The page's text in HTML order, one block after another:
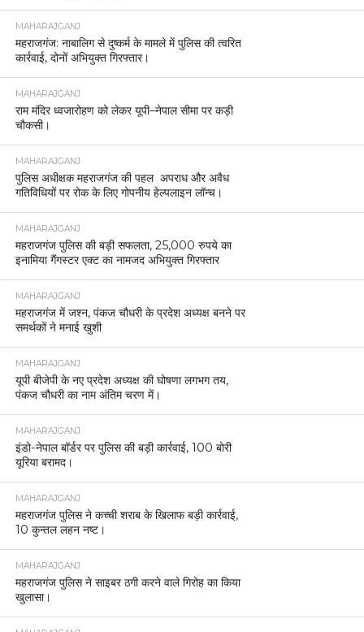
MAHARAJGANJ
महराजगंज: नाबालिग से दुष्कर्म के मामले में पुलिस की त्वरित
कार्रवाई, दोनों अभियुक्त गिरफ्तार।
MAHARAJGANJ
राम मंदिर ध्वजारोहण को लेकर यूपी–नेपाल सीमा पर कड़ी
चौकसी।
MAHARAJGANJ
पुलिस अधीक्षक महराजगंज की पहल अपराध और अवैध
गतिविधियों पर रोक के लिए गोपनीय हेल्पलाइन लॉन्च।
MAHARAJGANJ
महराजगंज पुलिस की बड़ी सफलता, 25,000 रुपये का
इनामिया गैंगस्टर एक्ट का नामजद अभियुक्त गिरफ्तार
MAHARAJGANJ
महराजगंज में जश्न, पंकज चौधरी के प्रदेश अध्यक्ष बनने पर
समर्थकों ने मनाई खुशी
MAHARAJGANJ
यूपी बीजेपी के नए प्रदेश अध्यक्ष की घोषणा लगभग तय,
पंकज चौधरी का नाम अंतिम चरण में।
MAHARAJGANJ
इंडो-नेपाल बॉर्डर पर पुलिस की बड़ी कार्रवाई, 100 बोरी
यूरिया बरामद।
MAHARAJGANJ
महराजगंज पुलिस ने कच्ची शराब के खिलाफ बड़ी कार्रवाई,
10 कुन्तल लहन नष्ट।
MAHARAJGANJ
महराजगंज पुलिस ने साइबर ठगी करने वाले गिरोह का किया
खुलासा।